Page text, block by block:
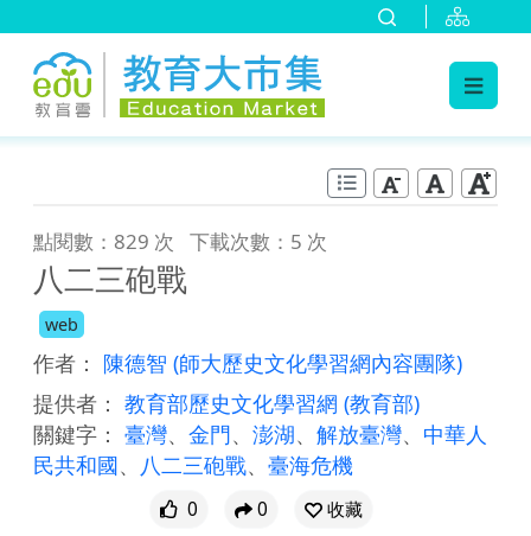
點閱數：829 次 下載次數：5 次
八二三砲戰
web
作者： 陳德智 (師大歷史文化學習網內容團隊)
提供者： 教育部歷史文化學習網 (教育部)
關鍵字： 臺灣、 金門、 澎湖、 解放臺灣、 中華人
民共和國、 八二三砲戰、 臺海危機
0 0
收藏